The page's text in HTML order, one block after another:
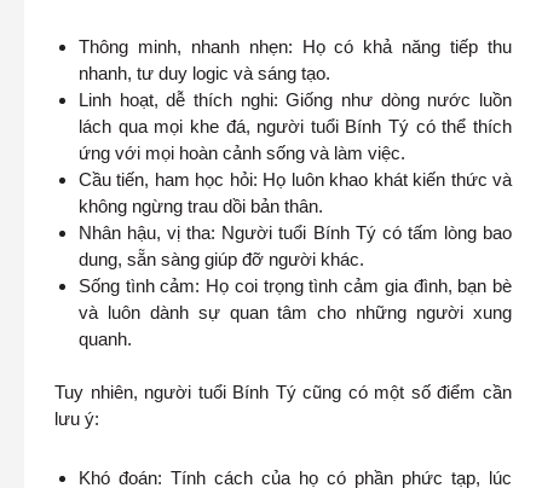
Thông minh, nhanh nhẹn: Họ có khả năng tiếp thu
nhanh, tư duy logic và sáng tạo.
Linh hoạt, dễ thích nghi: Giống như dòng nước luồn
lách qua mọi khe đá, người tuổi Bính Tý có thể thích
ứng với mọi hoàn cảnh sống và làm việc.
Cầu tiến, ham học hỏi: Họ luôn khao khát kiến thức và
không ngừng trau dồi bản thân.
Nhân hậu, vị tha: Người tuổi Bính Tý có tấm lòng bao
dung, sẵn sàng giúp đỡ người khác.
Sống tình cảm: Họ coi trọng tình cảm gia đình, bạn bè
và luôn dành sự quan tâm cho những người xung
quanh.
Tuy nhiên, người tuổi Bính Tý cũng có một số điểm cần
lưu ý:
Khó đoán: Tính cách của họ có phần phức tạp, lúc